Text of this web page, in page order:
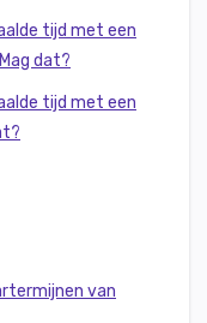
tijd met een
dat?
tijd met een
van